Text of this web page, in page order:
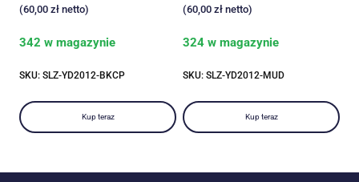
(60,00 zł netto)
342 w magazynie
SKU: SLZ-YD2012-BKCP
Kup teraz
(60,00 zł netto)
324 w magazynie
SKU: SLZ-YD2012-MUD
Kup teraz